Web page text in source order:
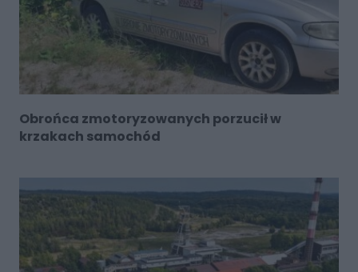
Obrońca zmotoryzowanych porzucił w
krzakach samochód